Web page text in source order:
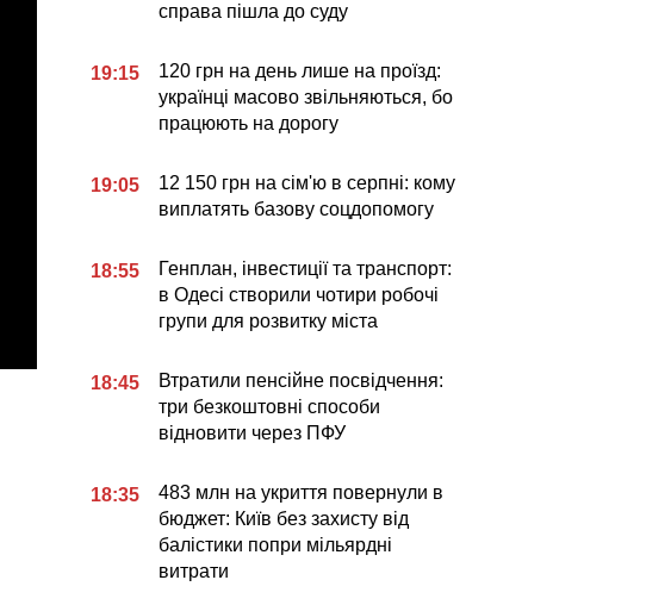
справа пішла до суду
19:15
120 грн на день лише на проїзд:
українці масово звільняються, бо
працюють на дорогу
19:05
12 150 грн на сім'ю в серпні: кому
виплатять базову соцдопомогу
18:55
Генплан, інвестиції та транспорт:
в Одесі створили чотири робочі
групи для розвитку міста
18:45
Втратили пенсійне посвідчення:
три безкоштовні способи
відновити через ПФУ
18:35
483 млн на укриття повернули в
бюджет: Київ без захисту від
балістики попри мільярдні
витрати